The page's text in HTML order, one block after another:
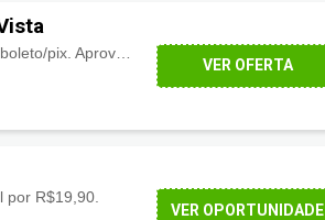
pix. Aproveite!
VER OFERTA
por R$19,90.
VER OPORTUNIDADE